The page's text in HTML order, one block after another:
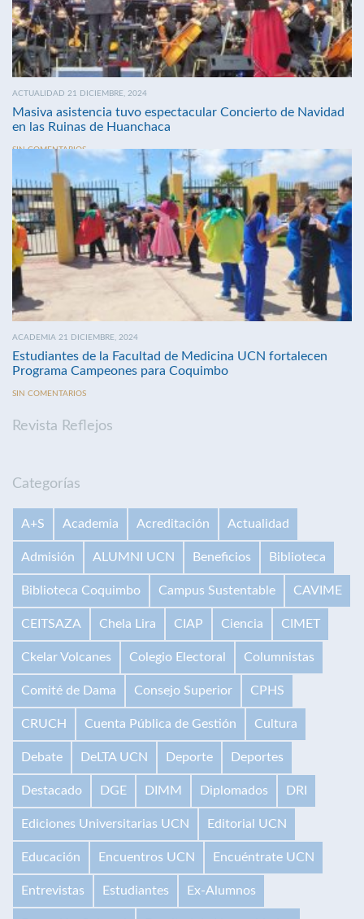
ACTUALIDAD 21 DICIEMBRE, 2024
Masiva asistencia tuvo espectacular Concierto de Navidad
en las Ruinas de Huanchaca
SIN COMENTARIOS
ACADEMIA 21 DICIEMBRE, 2024
Estudiantes de la Facultad de Medicina UCN fortalecen
Programa Campeones para Coquimbo
SIN COMENTARIOS
Revista Reflejos
Categorías
A+S Academia Acreditación Actualidad
Admisión ALUMNI UCN Beneficios Biblioteca
Biblioteca Coquimbo Campus Sustentable CAVIME
CEITSAZA Chela Lira CIAP Ciencia CIMET
Ckelar Volcanes Colegio Electoral Columnistas
Comité de Dama Consejo Superior CPHS
CRUCH Cuenta Pública de Gestión Cultura
Debate DeLTA UCN Deporte Deportes
Destacado DGE DIMM Diplomados DRI
Ediciones Universitarias UCN Editorial UCN
Educación Encuentros UCN Encuéntrate UCN
Entrevistas Estudiantes Ex-Alumnos